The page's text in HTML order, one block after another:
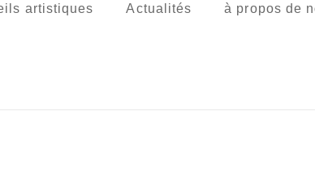
artistiques Actualités à propos de